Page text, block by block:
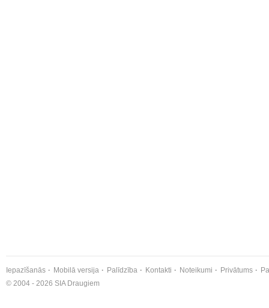
Iepazīšanās Mobilā versija Palīdzība Kontakti Noteikumi Privātums
© 2004 - 2026 SIA Draugiem